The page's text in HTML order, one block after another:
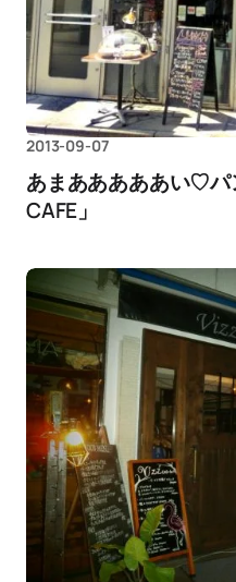
2013-09-07
あまあああああい♡パ
CAFE」